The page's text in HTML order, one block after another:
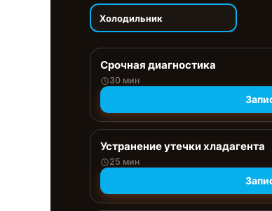
Холодильник
Срочная диагностика
30 мин
Устранение утечки хладагента
25 мин